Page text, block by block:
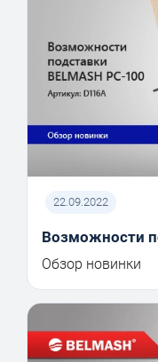
22.09.2022
Возможности
Обзор